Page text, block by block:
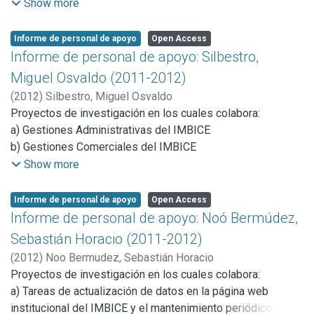
Investigador Responsable Graciela Bailliet.
candidatos para el fenotipo color de capa en llamas
argentinas”. Investigador responsable Lidia Vidal Rioja.
reparadora. STAN CONICET
c) Acuerdo de cooperación cientifica- tecnologica. LEMIT
Show more
Informe de personal de apoyo Open Access
Informe de personal de apoyo: Silbestro,
Miguel Osvaldo (2011-2012)
(2012) Silbestro, Miguel Osvaldo
Proyectos de investigación en los cuales colabora:
a) Gestiones Administrativas del IMBICE
b) Gestiones Comerciales del IMBICE
c) Servicios a Terceros: Identificación Genética
Show more
Informe de personal de apoyo Open Access
Informe de personal de apoyo: Noó Bermúdez,
Sebastián Horacio (2011-2012)
(2012) Noo Bermudez, Sebastián Horacio
Proyectos de investigación en los cuales colabora:
a) Tareas de actualización de datos en la página web
institucional del IMBICE y el mantenimiento periódico